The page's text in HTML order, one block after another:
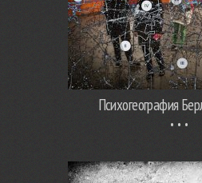
Психогеография